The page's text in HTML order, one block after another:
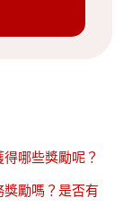
得哪些獎勵呢？
獎勵嗎？是否有